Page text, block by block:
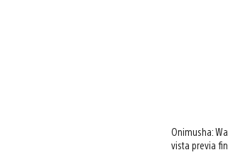
Onimusha:
vista previa